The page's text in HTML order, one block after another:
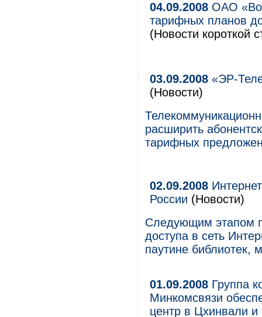
04.09.2008 ОАО
тарифных планов
(Новости короткой
03.09.2008 «ЭР-
(Новости)
расширить
тарифных
02.09.2008
России (Новости)
Следующим этапом
доступа в сеть
паутине библиотек,
01.09.2008 Группа
Минкомсвязи
центр в Цхинвали и